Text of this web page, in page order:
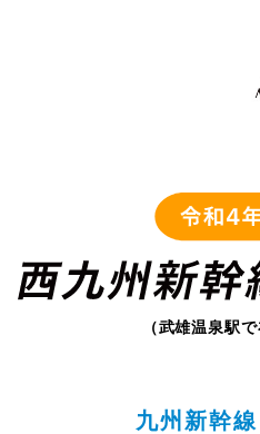
（武雄温泉駅
九州新幹